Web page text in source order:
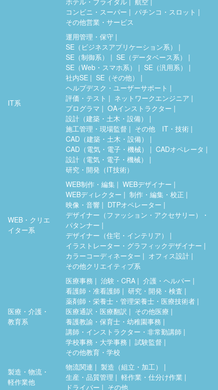
コンビニ・スーパー
パチンコ・スロット
その他営業・サービス
IT系
運用管理・保守
SE（ビジネスアプリケーション系）
SE（制御系）
SE（データベース系）
SE（Web・スマホ系）
SE（汎用系）
社内SE
SE（その他）
ヘルプデスク・ユーザーサポート
評価・テスト
ネットワークエンジニア
プログラマ
OAインストラクター
設計（建築・土木・設備）
施工管理・現場監督
その他 IT・技術
CAD（建築・土木・設備）
CAD（電気・電子・機械）
CADオペレータ
設計（電気・電子・機械）
研究・開発（IT技術）
WEB・クリエ
イター系
WEB制作・編集
WEBデザイナー
WEBディレクター
制作・編集・校正
映像・音響
DTPオペレーター
デザイナー（ファッション・アクセサリー）・
パタンナー
デザイナー（住宅・インテリア）
イラストレーター・グラフィックデザイナー
カラーコーディネーター
オフィス設計
その他クリエイティブ系
医療・介護・
教育系
医療事務 治験・CRA
介護・ヘルパー
看護師・准看護師
研究・開発・検査
薬剤師・栄養士・管理栄養士・医療技術者
医療通訳・医療翻訳
その他医療
養護教諭・保育士・幼稚園事務
講師・インストラクター・非常勤講師
学校事務・大学事務
試験監督
その他教育・学校
製造・物流・
軽作業他
物流関連
製造（組立・加工）
生産・品質管理
軽作業・仕分け作業
ドライバー
その他